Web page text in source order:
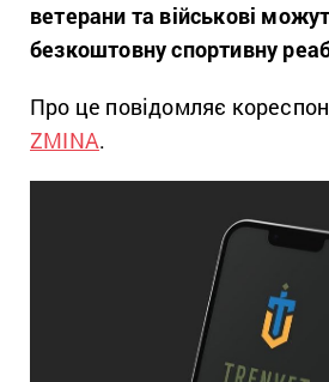
ветерани та військові
безкоштовну спортивну
Про це повідомляє
ZMINA.